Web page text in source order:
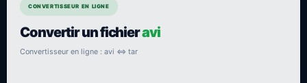
CONVERTISSEUR EN LIGNE
Convertir un fichieravi
Convertisseur en ligne : avi ⇔ tar